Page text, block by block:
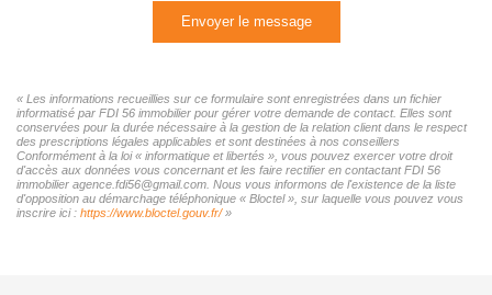
Envoyer le message
« Les informations recueillies sur ce formulaire sont enregistrées dans un fichier
informatisé par FDI 56 immobilier pour gérer votre demande de contact. Elles sont
conservées pour la durée nécessaire à la gestion de la relation client dans le respect
des prescriptions légales applicables et sont destinées à nos conseillers
Conformément à la loi « informatique et libertés », vous pouvez exercer votre droit
d'accès aux données vous concernant et les faire rectifier en contactant FDI 56
immobilier agence.fdi56@gmail.com. Nous vous informons de l'existence de la liste
d'opposition au démarchage téléphonique « Bloctel », sur laquelle vous pouvez vous
inscrire ici : https://www.bloctel.gouv.fr/»